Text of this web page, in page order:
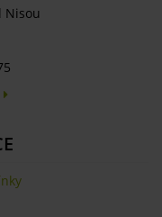
Nisou